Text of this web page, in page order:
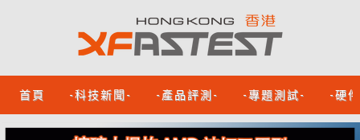
首頁 -科技新聞- -產品評測- -專題測試- -硬